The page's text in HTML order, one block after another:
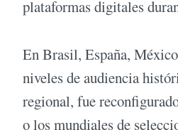
plataformas digitales
En Brasil, España,
niveles de audiencia
regional, fue
o los mundiales de